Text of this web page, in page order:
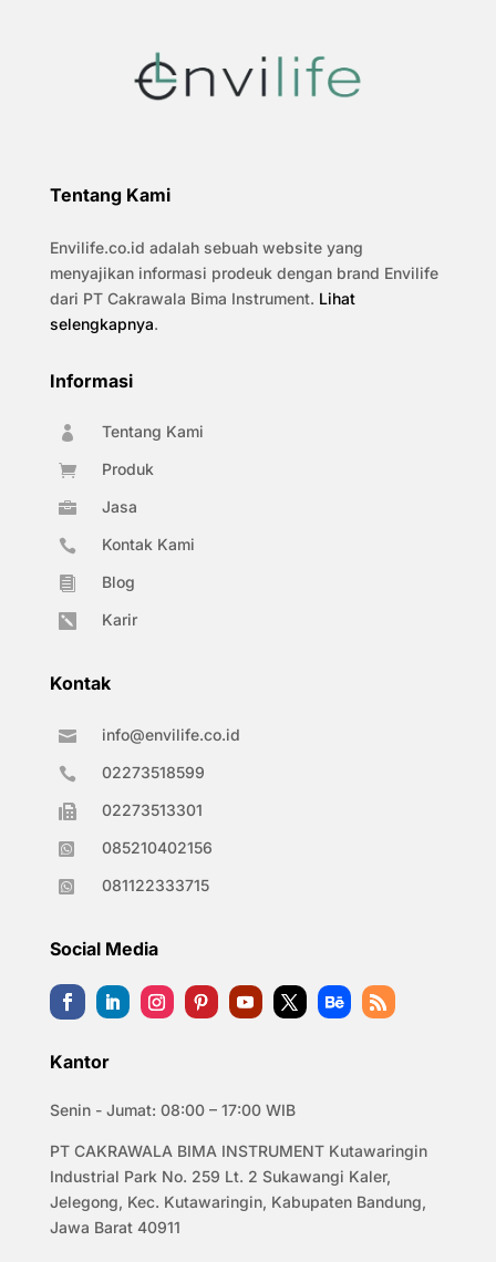
Tentang Kami
Envilife.co.id adalah sebuah website yang
menyajikan informasi prodeuk dengan brand Envilife
dari PT Cakrawala Bima Instrument. Lihat
selengkapnya.
Informasi
 Tentang Kami
 Produk
 Jasa
 Kontak Kami
 Blog
 Karir
Kontak
 info@envilife.co.id
 02273518599
 02273513301
 085210402156
 081122333715
Social Media
Kantor
Senin - Jumat: 08:00 – 17:00 WIB
PT CAKRAWALA BIMA INSTRUMENT Kutawaringin
Industrial Park No. 259 Lt. 2 Sukawangi Kaler,
Jelegong, Kec. Kutawaringin, Kabupaten Bandung,
Jawa Barat 40911